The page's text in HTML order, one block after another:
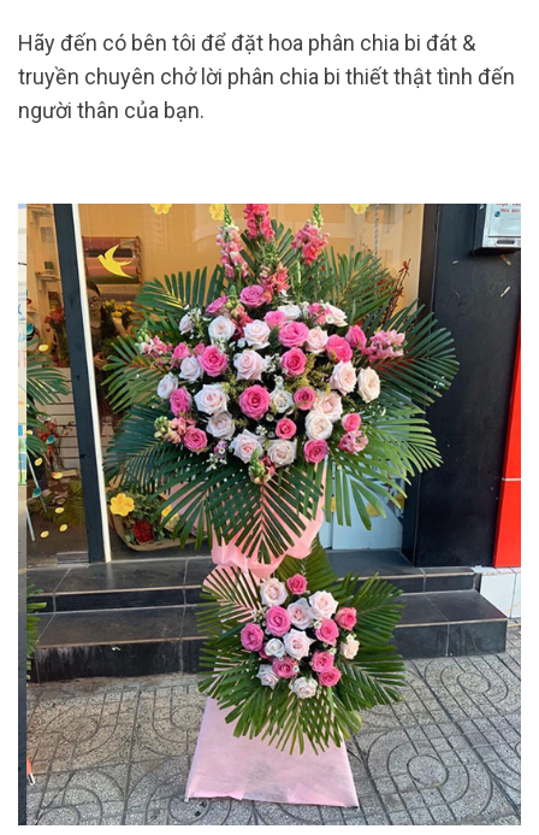
Hãy đến có bên tôi để đặt hoa phân chia bi đát &
truyền chuyên chở lời phân chia bi thiết thật tình đến
người thân của bạn.